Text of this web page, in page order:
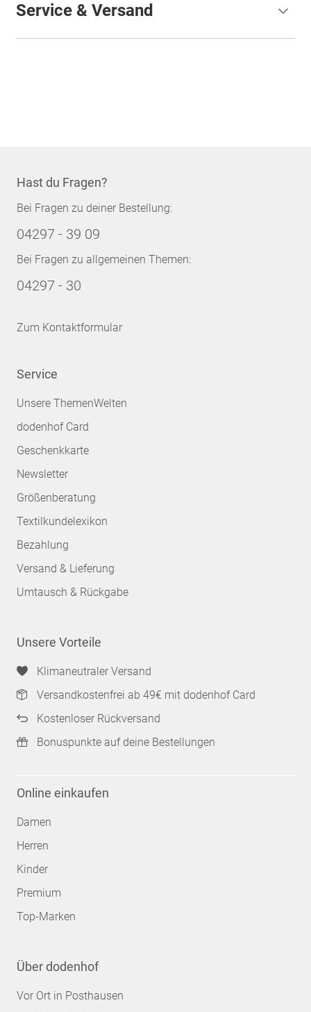
Service & Versand
Hast du Fragen?
Bei Fragen zu deiner Bestellung:
04297 - 39 09
Bei Fragen zu allgemeinen Themen:
04297 - 30
Zum Kontaktformular
Service
Unsere ThemenWelten
dodenhof Card
Geschenkkarte
Newsletter
Größenberatung
Textilkundelexikon
Bezahlung
Versand & Lieferung
Umtausch & Rückgabe
Unsere Vorteile
Klimaneutraler Versand
Versandkostenfrei ab 49€ mit dodenhof Card
Kostenloser Rückversand
Bonuspunkte auf deine Bestellungen
Online einkaufen
Damen
Herren
Kinder
Premium
Top-Marken
Über dodenhof
Vor Ort in Posthausen